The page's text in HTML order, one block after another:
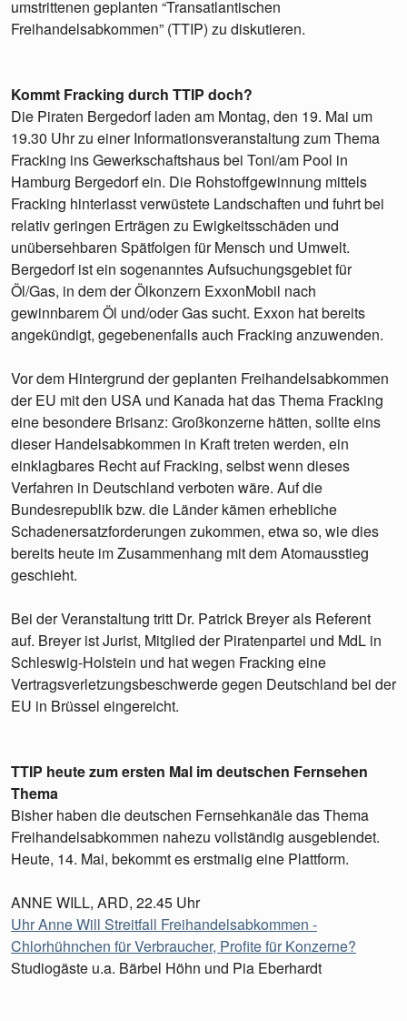
umstrittenen geplanten “Transatlantischen
Freihandelsabkommen” (TTIP) zu diskutieren.
Kommt Fracking durch TTIP doch?
Die Piraten Bergedorf laden am Montag, den 19. Mai um
19.30 Uhr zu einer Informationsveranstaltung zum Thema
Fracking ins Gewerkschaftshaus bei Toni/am Pool in
Hamburg Bergedorf ein. Die Rohstoffgewinnung mittels
Fracking hinterlasst verwüstete Landschaften und fuhrt bei
relativ geringen Erträgen zu Ewigkeitsschäden und
unübersehbaren Spätfolgen für Mensch und Umwelt.
Bergedorf ist ein sogenanntes Aufsuchungsgebiet für
Öl/Gas, in dem der Ölkonzern ExxonMobil nach
gewinnbarem Öl und/oder Gas sucht. Exxon hat bereits
angekündigt, gegebenenfalls auch Fracking anzuwenden.
Vor dem Hintergrund der geplanten Freihandelsabkommen
der EU mit den USA und Kanada hat das Thema Fracking
eine besondere Brisanz: Großkonzerne hätten, sollte eins
dieser Handelsabkommen in Kraft treten werden, ein
einklagbares Recht auf Fracking, selbst wenn dieses
Verfahren in Deutschland verboten wäre. Auf die
Bundesrepublik bzw. die Länder kämen erhebliche
Schadenersatzforderungen zukommen, etwa so, wie dies
bereits heute im Zusammenhang mit dem Atomausstieg
geschieht.
Bei der Veranstaltung tritt Dr. Patrick Breyer als Referent
auf. Breyer ist Jurist, Mitglied der Piratenpartei und MdL in
Schleswig-Holstein und hat wegen Fracking eine
Vertragsverletzungsbeschwerde gegen Deutschland bei der
EU in Brüssel eingereicht.
TTIP heute zum ersten Mal im deutschen Fernsehen
Thema
Bisher haben die deutschen Fernsehkanäle das Thema
Freihandelsabkommen nahezu vollständig ausgeblendet.
Heute, 14. Mai, bekommt es erstmalig eine Plattform.
ANNE WILL, ARD, 22.45 Uhr
Uhr Anne Will Streitfall Freihandelsabkommen -
Chlorhühnchen für Verbraucher, Profite für Konzerne?
Studiogäste u.a. Bärbel Höhn und Pia Eberhardt